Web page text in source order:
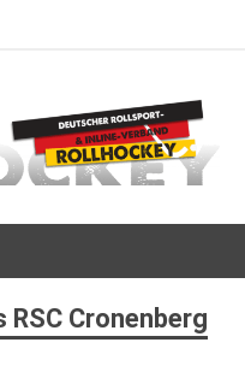
RSC Cronenberg